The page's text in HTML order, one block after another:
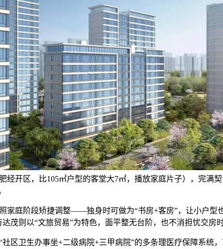
经开区，比105㎡户型的客堂大7㎡，播放家庭片子），完满
庭阶段矫捷调整——独身时可做为“书房+客房”，让小户型
茂则以“文旅贸易”为特色，面平整无台阶，也不消担忧交房
卫生办事坐+二级病院+三甲病院”的多条理医疗保障系统，